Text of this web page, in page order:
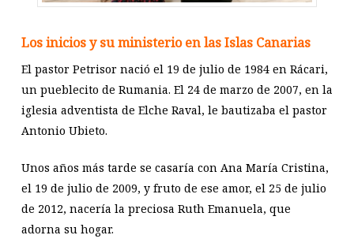
Los inicios y su ministerio en las Islas Canarias
El pastor Petrisor nació el 19 de julio de 1984 en Rácari,
un pueblecito de Rumania. El 24 de marzo de 2007, en la
iglesia adventista de Elche Raval, le bautizaba el pastor
Antonio Ubieto.
Unos años más tarde se casaría con Ana María Cristina,
el 19 de julio de 2009, y fruto de ese amor, el 25 de julio
de 2012, nacería la preciosa Ruth Emanuela, que
adorna su hogar.